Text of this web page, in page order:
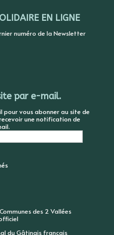
EN LIGNE
numéro de la Newsletter
par e-mail.
pour vous abonner au site de
une notification de
des 2 Vallées
du Gâtinais français